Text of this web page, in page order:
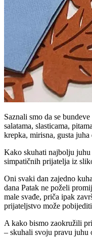
Saznali smo da se
salatama, slasticama,
krepka, mirisna, gusta juha
Kako skuhati najbolju
simpatičnih prijatelja iz
Oni svaki dan zajedno
dana Patak ne poželi
male svađe, priča ipak
prijateljstvo može
A kako bismo zaokružili
– skuhali svoju pravu juhu